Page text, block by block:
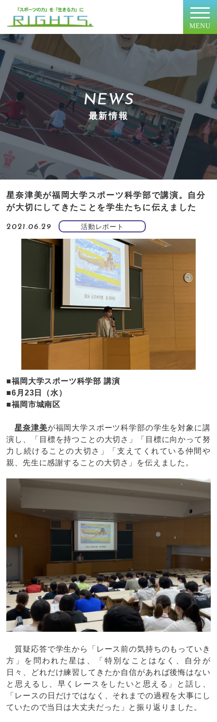
MENU
NEWS
最新情報
星奈津美が福岡大学スポーツ科学部で講演。自分
が大切にしてきたことを学生たちに伝えました
2021.06.29 活動レポート
■福岡大学スポーツ科学部 講演
■6月23日（水）
■福岡市城南区
星奈津美が福岡大学スポーツ科学部の学生を対象に講
演し、「目標を持つことの大切さ」「目標に向かって努
力し続けることの大切さ」「支えてくれている仲間や
親、先生に感謝することの大切さ」を伝えました。
質疑応答で学生から「レース前の気持ちのもっていき
方」を問われた星は、「特別なことはなく、自分が
日々、どれだけ練習してきたか自信があれば後悔はない
と思えるし、早くレースをしたいと思える」と話し、
「レースの日だけではなく、それまでの過程を大事にし
ていたので当日は大丈夫だった」と振り返りました。